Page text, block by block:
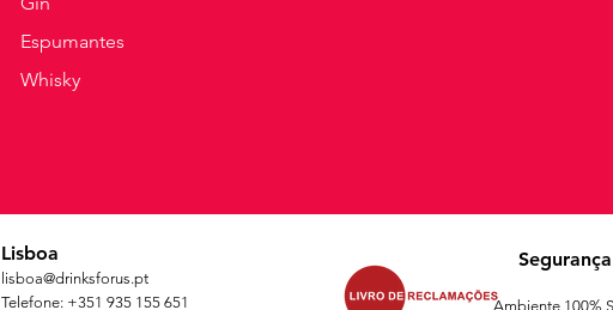
Espumantes
Whisky
lisboa@drinksforus.pt
Telefone: +351 935 155 651
Lisboa Segurança
Ambiente 100%